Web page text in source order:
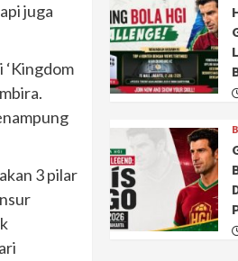
juga
‘Kingdom
3 pilar